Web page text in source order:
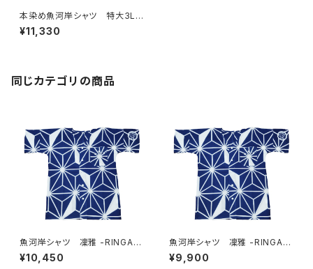
本染め魚河岸シャツ 特大3Lサ
イズ 国宝・鳥獣戯画 高山寺
公認 認定証付き 木綿晒 黒
ぬぐいシャツ 濱いちシャツ 焼
津 浜通り 港町
¥11,330
同じカテゴリの商品
魚河岸シャツ 凜雅 -RINGA-
プレミアムシリーズ① 麻かざぐ
るま LLサイズ 認定証付き
¥10,450
魚河岸シャツ 凜雅 -RINGA-
プレミアムシリーズ① 麻かざぐ
るま Lサイズ 認定証付き
¥9,900